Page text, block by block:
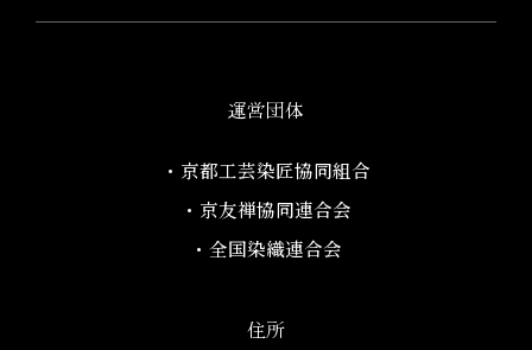
運営団体
・京都工芸染匠協同組合​
・京友禅協同連合会
・全国染織連合会
住所